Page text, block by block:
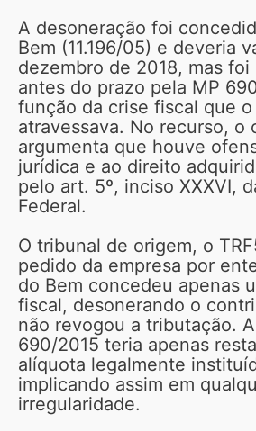
A desoneração foi
Bem (11.196/05) e deveria
dezembro de 2018, mas foi
antes do prazo pela MP
função da crise fiscal que o
atravessava. No recurso, o
argumenta que houve
jurídica e ao direito
pelo art. 5º, inciso XXXVI,
Federal.
O tribunal de origem, o
pedido da empresa por
do Bem concedeu apenas
fiscal, desonerando o
não revogou a tributação.
690/2015 teria apenas
alíquota legalmente
implicando assim em
irregularidade.